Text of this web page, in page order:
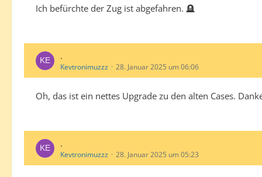
Ich befürchte der Zug ist abgefahren. 🪦
.
Kevtronimuzzz 28. Januar 2025 um 06:06
Oh, das ist ein nettes Upgrade zu den alten Cases.
.
Kevtronimuzzz 28. Januar 2025 um 05:23